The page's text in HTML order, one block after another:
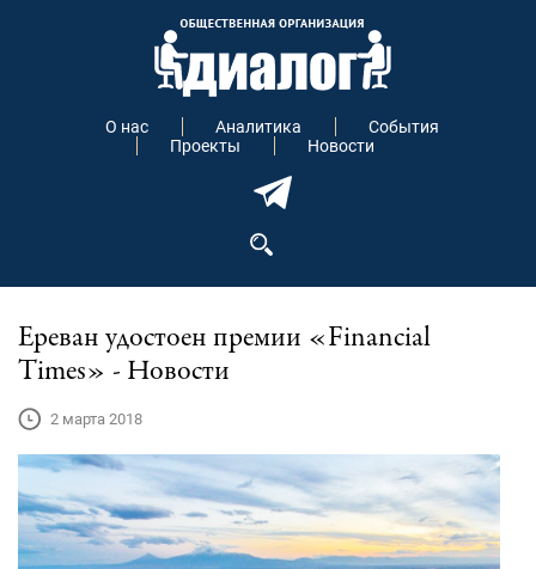
О нас Аналитика
События
Проекты
Новости
Ереван удостоен премии «Financial
Times» - Новости
2 марта 2018